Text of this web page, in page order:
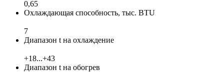
0,65
Охлаждающая способность, тыс. BTU
7
Диапазон t на охлаждение
+18...+43
Диапазон t на обогрев